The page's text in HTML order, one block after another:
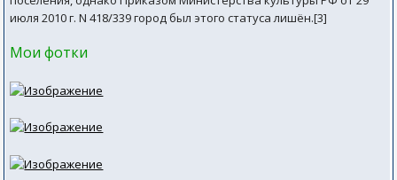
июля 2010 г. N 418/339 город был этого статуса лишён.[3]
Мои фотки